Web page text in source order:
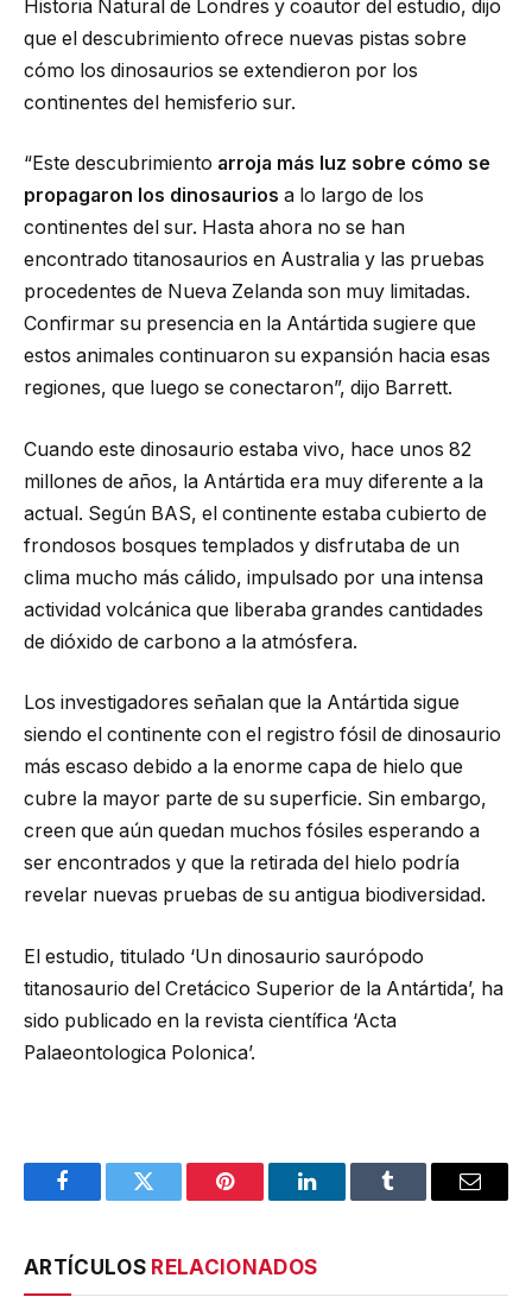
Historia Natural de Londres y coautor del estudio, dijo
que el descubrimiento ofrece nuevas pistas sobre
cómo los dinosaurios se extendieron por los
continentes del hemisferio sur.
“Este descubrimiento arroja más luz sobre cómo se
propagaron los dinosaurios a lo largo de los
continentes del sur. Hasta ahora no se han
encontrado titanosaurios en Australia y las pruebas
procedentes de Nueva Zelanda son muy limitadas.
Confirmar su presencia en la Antártida sugiere que
estos animales continuaron su expansión hacia esas
regiones, que luego se conectaron”, dijo Barrett.
Cuando este dinosaurio estaba vivo, hace unos 82
millones de años, la Antártida era muy diferente a la
actual. Según BAS, el continente estaba cubierto de
frondosos bosques templados y disfrutaba de un
clima mucho más cálido, impulsado por una intensa
actividad volcánica que liberaba grandes cantidades
de dióxido de carbono a la atmósfera.
Los investigadores señalan que la Antártida sigue
siendo el continente con el registro fósil de dinosaurio
más escaso debido a la enorme capa de hielo que
cubre la mayor parte de su superficie. Sin embargo,
creen que aún quedan muchos fósiles esperando a
ser encontrados y que la retirada del hielo podría
revelar nuevas pruebas de su antigua biodiversidad.
El estudio, titulado ‘Un dinosaurio saurópodo
titanosaurio del Cretácico Superior de la Antártida’, ha
sido publicado en la revista científica ‘Acta
Palaeontologica Polonica’.
FacebookTwitter Pinterest LinkedInTumblr Email
ARTÍCULOS RELACIONADOS